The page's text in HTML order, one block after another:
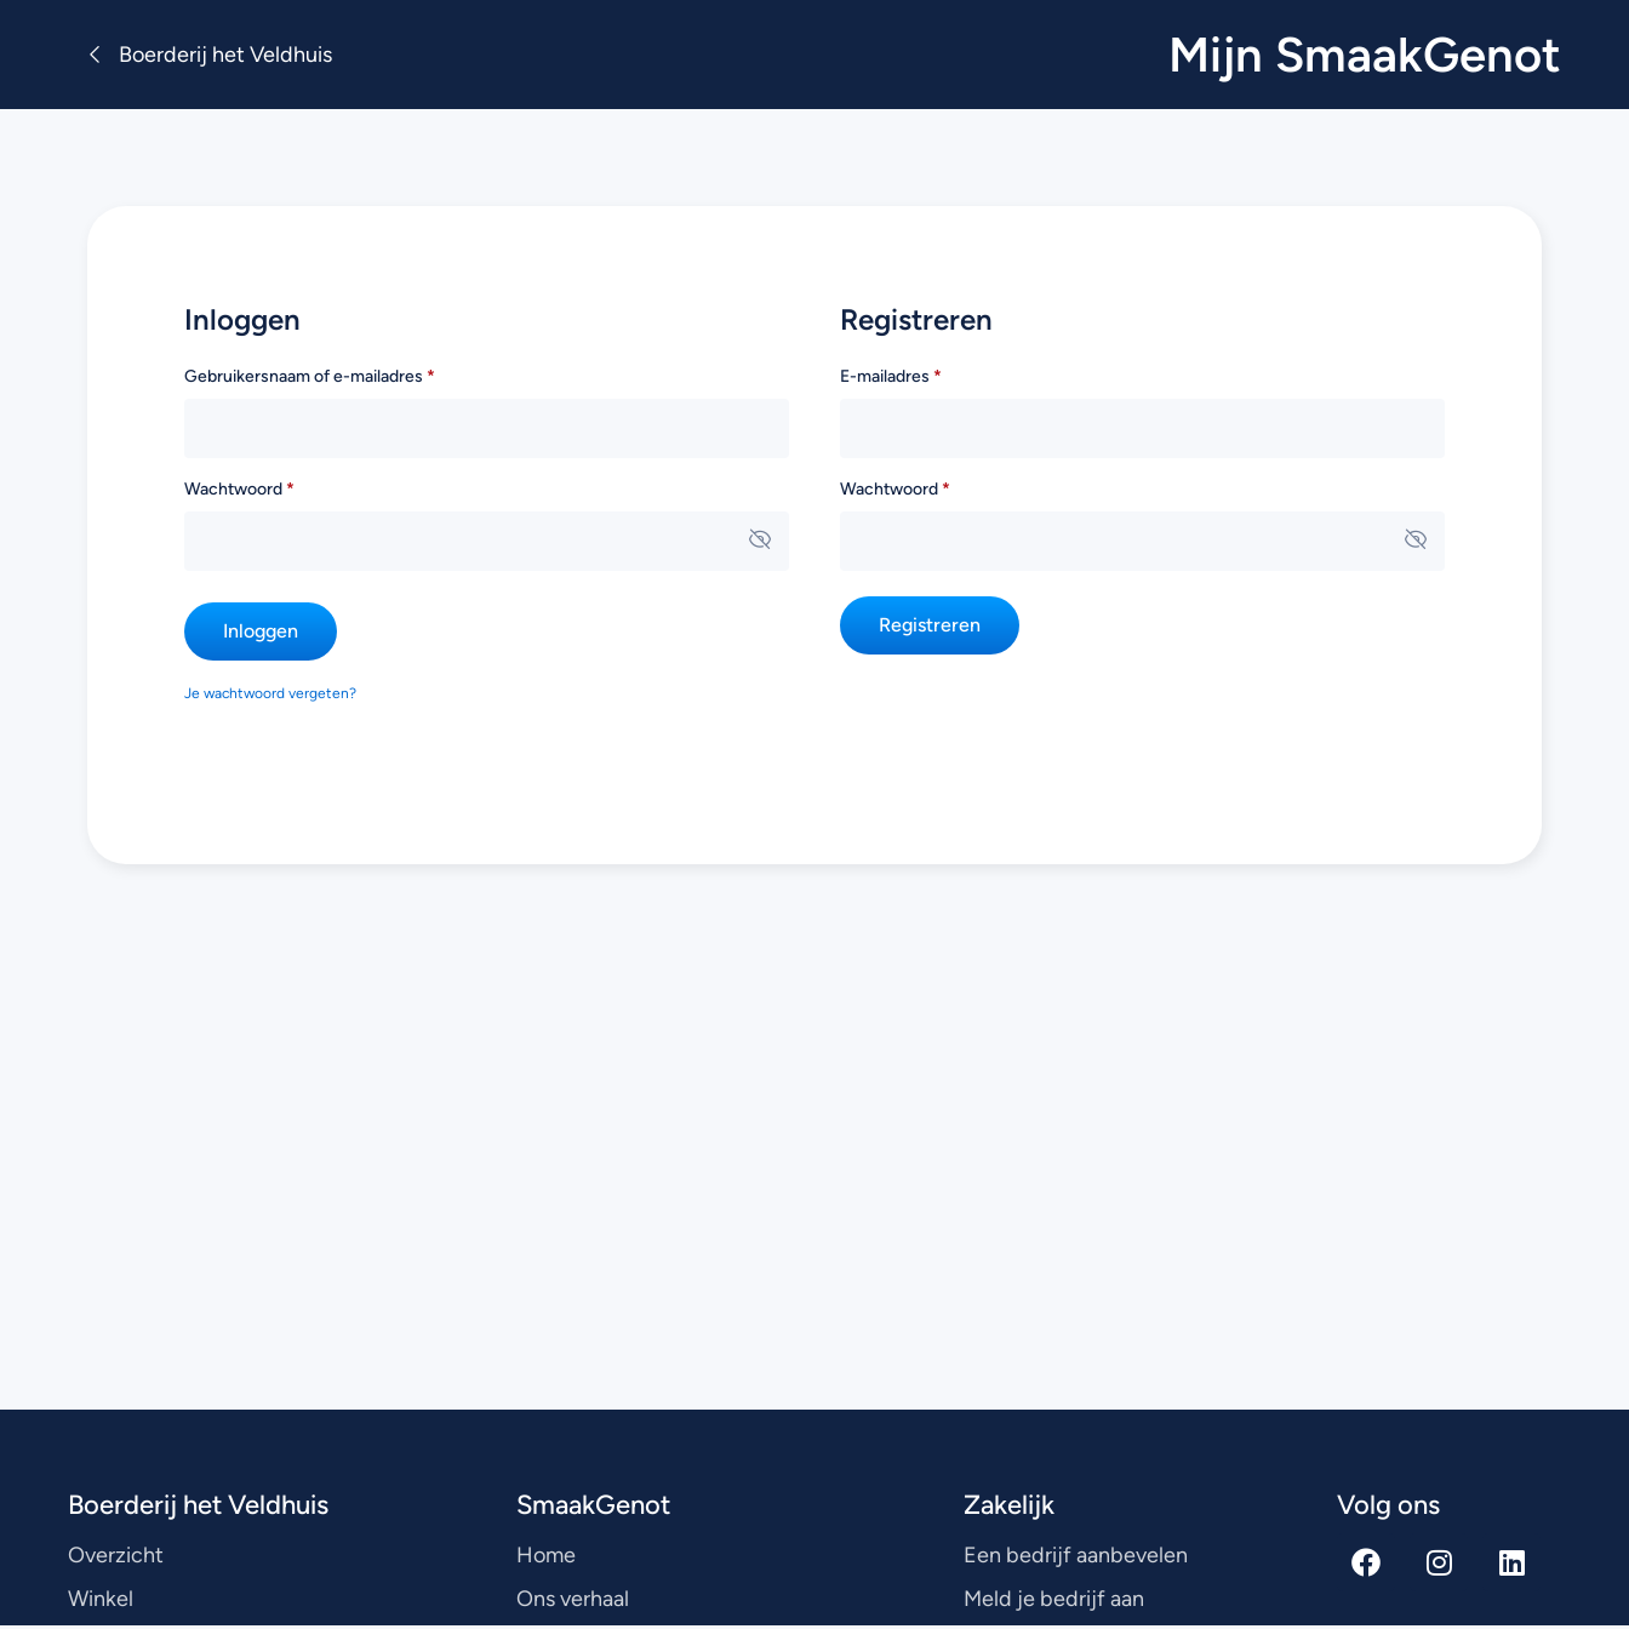
Boerderij het Veldhuis Mijn SmaakGenot
Inloggen
Gebruikersnaam of e-mailadres *
Wachtwoord *
Inloggen
Je wachtwoord vergeten?
Registreren
E-mailadres *
Wachtwoord *
Registreren
Boerderij het Veldhuis
Overzicht
Winkel
SmaakGenot
Home
Ons verhaal
Zakelijk
Een bedrijf aanbevelen
Meld je bedrijf aan
Volg ons